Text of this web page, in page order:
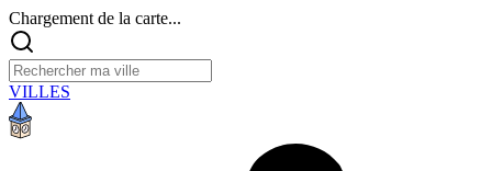
Chargement de la carte...
VILLES